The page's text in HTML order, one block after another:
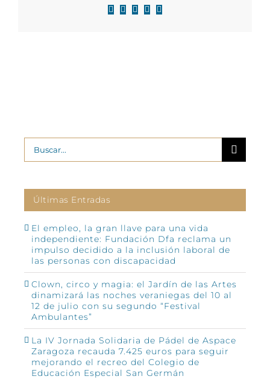
Facebook
X LinkedIn
WhatsApp
Correo
Buscar:
Últimas Entradas
El empleo, la gran llave para una vida
independiente: Fundación Dfa reclama un
impulso decidido a la inclusión laboral de
las personas con discapacidad
Clown, circo y magia: el Jardín de las Artes
dinamizará las noches veraniegas del 10 al
12 de julio con su segundo “Festival
Ambulantes”
La IV Jornada Solidaria de Pádel de Aspace
Zaragoza recauda 7.425 euros para seguir
mejorando el recreo del Colegio de
Educación Especial San Germán